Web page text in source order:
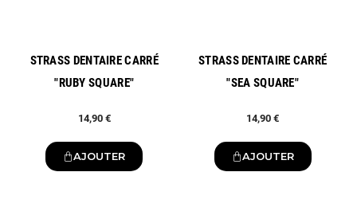
STRASS DENTAIRE CARRÉ
"RUBY SQUARE"
14,90 €
AJOUTER
STRASS DENTAIRE CARRÉ
"SEA SQUARE"
14,90 €
AJOUTER